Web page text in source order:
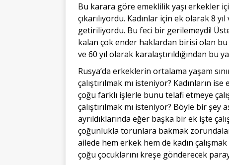
Bu karara göre emeklilik yaşı erkekler
çıkarılıyordu. Kadınlar için ek olarak 8
getiriliyordu. Bu feci bir gerilemeydi!
kalan çok ender haklardan birisi olan bu
ve 60 yıl olarak karalaştırıldığından bu
Rusya’da erkeklerin ortalama yaşam
çalıştırılmak mı isteniyor? Kadınların
çoğu farklı işlerle bunu telafi etmeye
çalıştırılmak mı isteniyor? Böyle bir
ayrıldıklarında eğer başka bir ek işte
çoğunlukla torunlara bakmak
ailede hem erkek hem de kadın
çoğu çocuklarını kreşe gönderecek